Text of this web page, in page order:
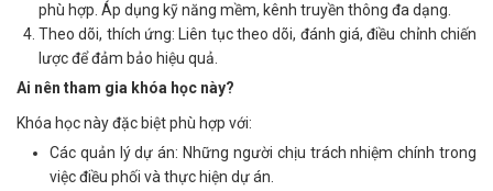
phù hợp. Áp dụng kỹ năng mềm, kênh truyền thông đa dạng.
Theo dõi, thích ứng: Liên tục theo dõi, đánh giá, điều chỉnh chiến
lược để đảm bảo hiệu quả.
Ai nên tham gia khóa học này?
Khóa học này đặc biệt phù hợp với:
Các quản lý dự án: Những người chịu trách nhiệm chính trong
việc điều phối và thực hiện dự án.